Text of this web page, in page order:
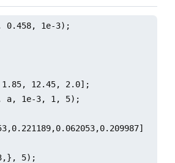
0.458, 1e-3);
12.45, 2.0];
a, 1e-3, 1, 5);
5);